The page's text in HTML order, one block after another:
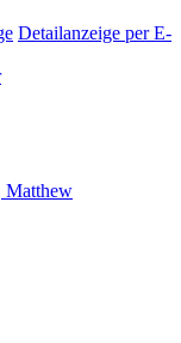
Detailanzeige per E-
Matthew